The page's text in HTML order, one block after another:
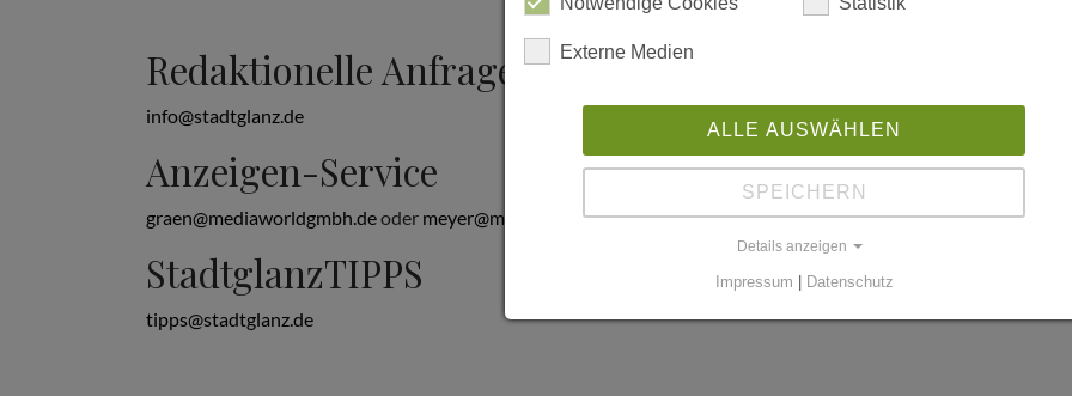
Redaktionelle Anfragen
info@stadtglanz.de
Anzeigen-Service
graen@mediaworldgmbh.deoder meyer@mediaworldgmbh.de
StadtglanzTIPPS
tipps@stadtglanz.de
Externe Medien
ALLE AUSWÄHLEN
SPEICHERN
Details anzeigen
Impressum Datenschutz